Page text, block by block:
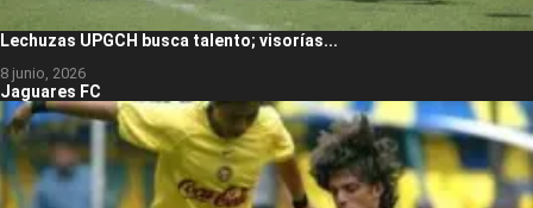
Lechuzas UPGCH busca talento; visorías...
8 junio, 2026
Jaguares FC